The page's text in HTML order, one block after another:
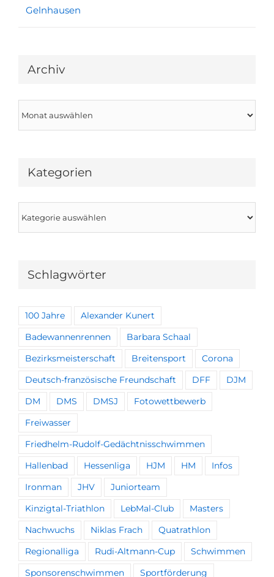
Gelnhausen
Archiv
Kategorien
Kategorien
Schlagwörter
100 Jahre Alexander Kunert
Badewannenrennen Barbara Schaal
Bezirksmeisterschaft Breitensport Corona
Deutsch-französische Freundschaft DFF DJM
DM DMS DMSJ Fotowettbewerb
Freiwasser
Friedhelm-Rudolf-Gedächtnisschwimmen
Hallenbad Hessenliga HJM HM Infos
Ironman JHV Juniorteam
Kinzigtal-Triathlon LebMal-Club Masters
Nachwuchs Niklas Frach Quatrathlon
Regionalliga Rudi-Altmann-Cup Schwimmen
Sponsorenschwimmen Sportförderung